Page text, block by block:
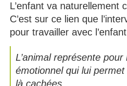
L’enfant va naturellement
C’est sur ce lien que
pour travailler avec
L’animal représente
émotionnel qui lui
là cachées.